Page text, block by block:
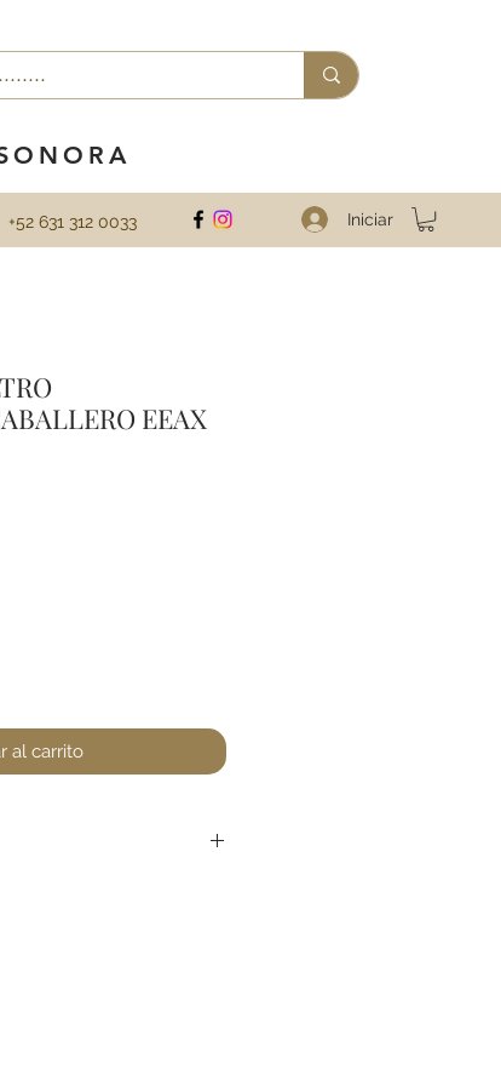
+52 631 312 0033 Iniciar
EEAX
al carrito